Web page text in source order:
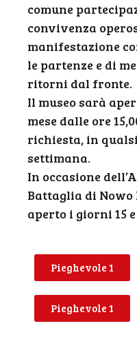
comune
convivenza
manifestazione
le partenze e di
ritorni dal fronte.
Il museo sarà
mese dalle ore
richiesta, in
settimana.
In occasione
Battaglia di
aperto i giorni 15 e
Pieghevole 1
Pieghevole 1